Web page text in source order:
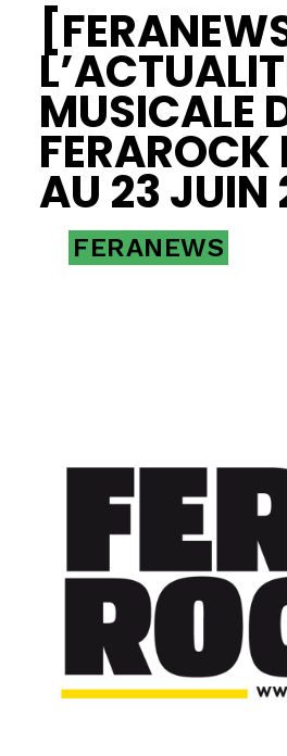
MUSICALE
FERAROCK
AU 23 JUIN
FERANEWS